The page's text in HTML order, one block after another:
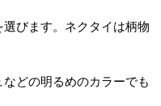
びます。ネクタイは柄物
どの明るめのカラーでも